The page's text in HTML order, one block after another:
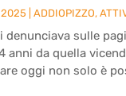
ADDIOPIZZO,
denunciava sulle
anni da quella
oggi non solo è